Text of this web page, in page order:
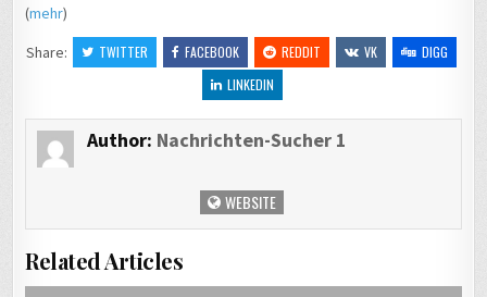
(mehr)
Share:
TWITTER FACEBOOK REDDIT VK
DIGG
LINKEDIN
Author: Nachrichten-Sucher 1
WEBSITE
Related Articles